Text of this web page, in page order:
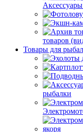
товаров
Товары для
рыбалки